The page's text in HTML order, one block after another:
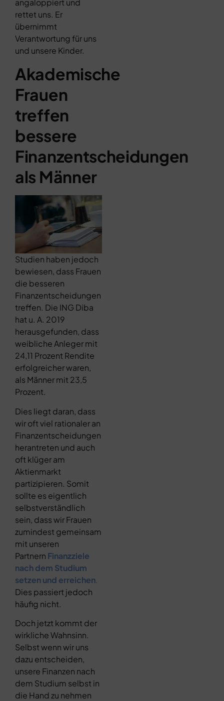
angaloppiert und
rettet uns. Er
übernimmt
Verantwortung für uns
und unsere Kinder.
Akademische
Frauen
treffen
bessere
Finanzentscheidungen
als Männer
Studien haben jedoch
bewiesen, dass Frauen
die besseren
Finanzentscheidungen
treffen. Die ING Diba
hat u. A. 2019
herausgefunden, dass
weibliche Anleger mit
24,11 Prozent Rendite
erfolgreicher waren,
als Männer mit 23,5
Prozent.
Dies liegt daran, dass
wir oft viel rationaler an
Finanzentscheidungen
herantreten und auch
oft klüger am
Aktienmarkt
partizipieren. Somit
sollte es eigentlich
selbstverständlich
sein, dass wir Frauen
zumindest gemeinsam
mit unseren
Partnern Finanzziele
nachdem Studium
setzen und erreichen.
Dies passiert jedoch
häufig nicht.
Doch jetzt kommt der
wirkliche Wahnsinn.
Selbst wenn wir uns
dazu entscheiden,
unsere Finanzen nach
dem Studium selbst in
die Hand zu nehmen